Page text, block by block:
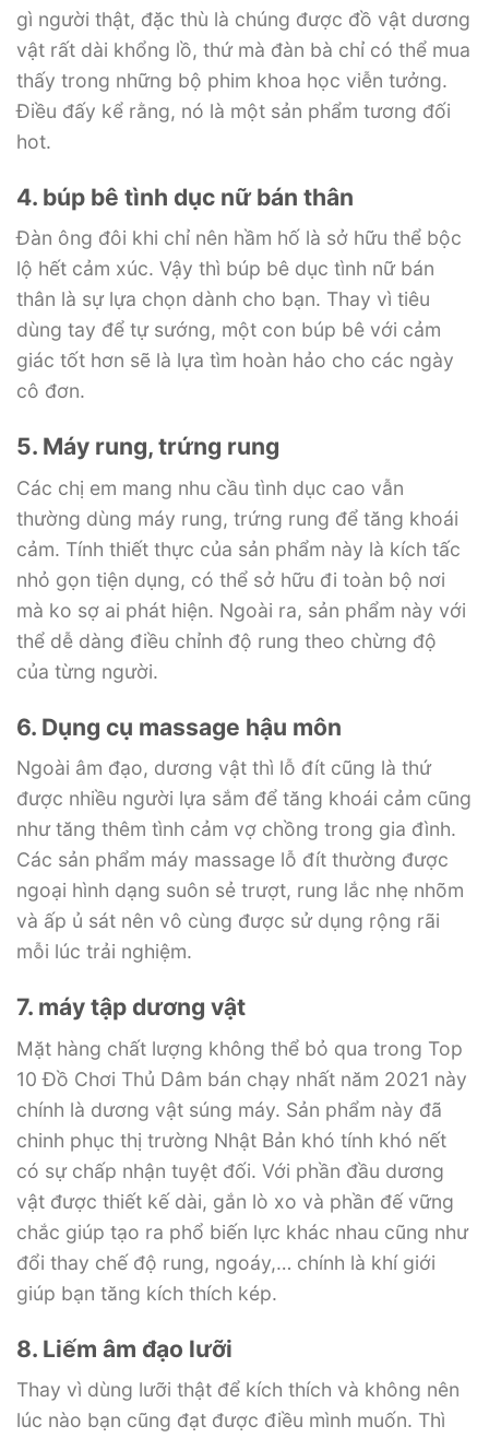
gì người thật, đặc thù là chúng được đồ vật dương
vật rất dài khổng lồ, thứ mà đàn bà chỉ có thể mua
thấy trong những bộ phim khoa học viễn tưởng.
Điều đấy kể rằng, nó là một sản phẩm tương đối
hot.
4. búp bê tình dục nữ bán thân
Đàn ông đôi khi chỉ nên hầm hố là sở hữu thể bộc
lộ hết cảm xúc. Vậy thì búp bê dục tình nữ bán
thân là sự lựa chọn dành cho bạn. Thay vì tiêu
dùng tay để tự sướng, một con búp bê với cảm
giác tốt hơn sẽ là lựa tìm hoàn hảo cho các ngày
cô đơn.
5. Máy rung, trứng rung
Các chị em mang nhu cầu tình dục cao vẫn
thường dùng máy rung, trứng rung để tăng khoái
cảm. Tính thiết thực của sản phẩm này là kích tấc
nhỏ gọn tiện dụng, có thể sở hữu đi toàn bộ nơi
mà ko sợ ai phát hiện. Ngoài ra, sản phẩm này với
thể dễ dàng điều chỉnh độ rung theo chừng độ
của từng người.
6. Dụng cụ massage hậu môn
Ngoài âm đạo, dương vật thì lỗ đít cũng là thứ
được nhiều người lựa sắm để tăng khoái cảm cũng
như tăng thêm tình cảm vợ chồng trong gia đình.
Các sản phẩm máy massage lỗ đít thường được
ngoại hình dạng suôn sẻ trượt, rung lắc nhẹ nhõm
và ấp ủ sát nên vô cùng được sử dụng rộng rãi
mỗi lúc trải nghiệm.
7. máy tập dương vật
Mặt hàng chất lượng không thể bỏ qua trong Top
10 Đồ Chơi Thủ Dâm bán chạy nhất năm 2021 này
chính là dương vật súng máy. Sản phẩm này đã
chinh phục thị trường Nhật Bản khó tính khó nết
có sự chấp nhận tuyệt đối. Với phần đầu dương
vật được thiết kế dài, gắn lò xo và phần đế vững
chắc giúp tạo ra phổ biến lực khác nhau cũng như
đổi thay chế độ rung, ngoáy,… chính là khí giới
giúp bạn tăng kích thích kép.
8. Liếm âm đạo lưỡi
Thay vì dùng lưỡi thật để kích thích và không nên
lúc nào bạn cũng đạt được điều mình muốn. Thì